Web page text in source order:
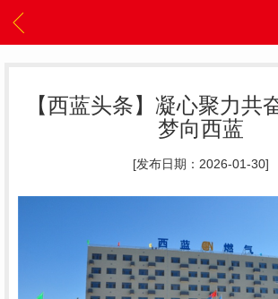
【西蓝头条】凝心聚力共
梦向西蓝
[发布日期：2026-01-30]